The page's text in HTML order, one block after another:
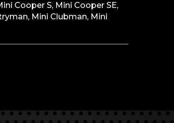
Cooper S, Mini Cooper SE,
Mini Clubman, Mini